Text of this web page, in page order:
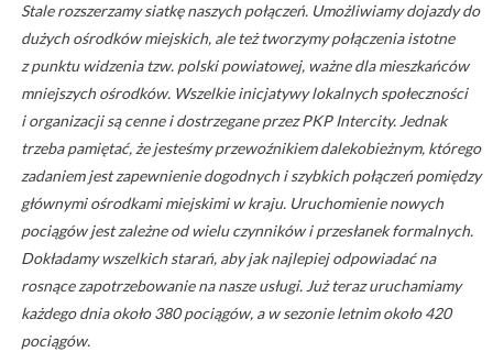
Stale rozszerzamy siatkę naszych połączeń. Umożliwiamy dojazdy do
dużych ośrodków miejskich, ale też tworzymy połączenia istotne
z punktu widzenia tzw. polski powiatowej, ważne dla mieszkańców
mniejszych ośrodków. Wszelkie inicjatywy lokalnych społeczności
i organizacji są cenne i dostrzegane przez PKP Intercity. Jednak
trzeba pamiętać, że jesteśmy przewoźnikiem dalekobieżnym, którego
zadaniem jest zapewnienie dogodnych i szybkich połączeń pomiędzy
głównymi ośrodkami miejskimi w kraju. Uruchomienie nowych
pociągów jest zależne od wielu czynników i przesłanek formalnych.
Dokładamy wszelkich starań, aby jak najlepiej odpowiadać na
rosnące zapotrzebowanie na nasze usługi. Już teraz uruchamiamy
każdego dnia około 380 pociągów, a w sezonie letnim około 420
pociągów.